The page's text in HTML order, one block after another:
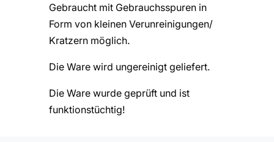
Gebraucht mit Gebrauchsspuren in
Form von kleinen Verunreinigungen/
Kratzern möglich.
Die Ware wird ungereinigt geliefert.
Die Ware wurde geprüft und ist
funktionstüchtig!